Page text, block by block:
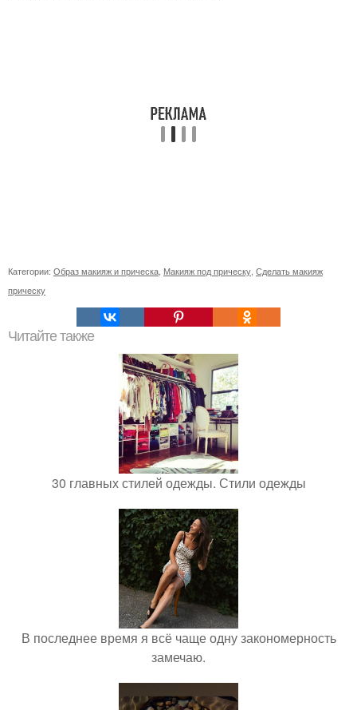
Категории: Образ макияж и прическа Макияж под прическу Сделать макияж
прическу
Читайте также
30 главных стилей одежды. Стили одежды
В последнее время я всё чаще одну закономерность
замечаю.